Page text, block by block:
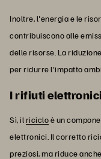
Inoltre, l'energia e le
contribuiscono alle
delle risorse. La
per ridurre l'impatto
I rifiuti
Sì, ilricicloè un
elettronici. Il corretto
preziosi, ma riduce